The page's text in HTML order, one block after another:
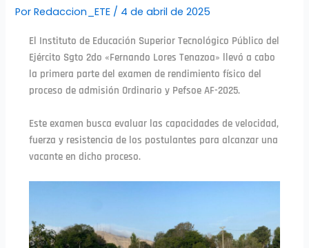
PorRedaccion_ETE / 4 de abril de 2025
El Instituto de Educación Superior Tecnológico Público del
Ejército Sgto 2do «Fernando Lores Tenazoa» llevó a cabo
la primera parte del examen de rendimiento físico del
proceso de admisión Ordinario y Pefsoe AF-2025.
Este examen busca evaluar las capacidades de velocidad,
fuerza y resistencia de los postulantes para alcanzar una
vacante en dicho proceso.